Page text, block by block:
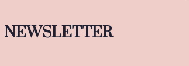
NEWSLETTER